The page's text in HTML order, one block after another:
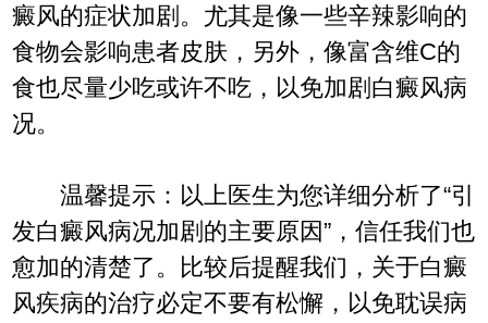
癜风的症状加剧。尤其是像一些辛辣影响的
食物会影响患者皮肤，另外，像富含维C的
食也尽量少吃或许不吃，以免加剧白癜风病
况。
温馨提示：以上医生为您详细分析了“引
发白癜风病况加剧的主要原因”，信任我们也
愈加的清楚了。比较后提醒我们，关于白癜
风疾病的治疗必定不要有松懈，以免耽误病